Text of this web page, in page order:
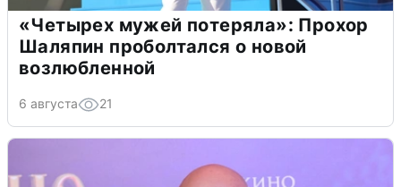
«Четырех мужей потеряла»: Прохор
Шаляпин проболтался о новой
возлюбленной
6 августа 21